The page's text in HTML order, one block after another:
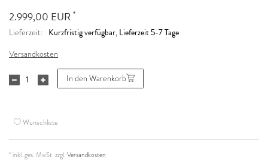
2.999,00 EUR *
Lieferzeit: Kurzfristig verfügbar, Lieferzeit 5-7 Tage
Versandkosten
In den Warenkorb
Wunschliste
* inkl. ges. MwSt. zzgl.Versandkosten